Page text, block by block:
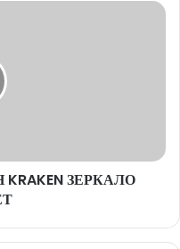
ЗЕРКАЛО